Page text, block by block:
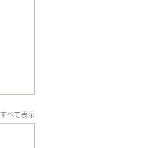
すべて表示